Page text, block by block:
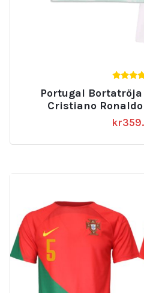
av 5
Portugal Bortatröja
Cristiano
kr